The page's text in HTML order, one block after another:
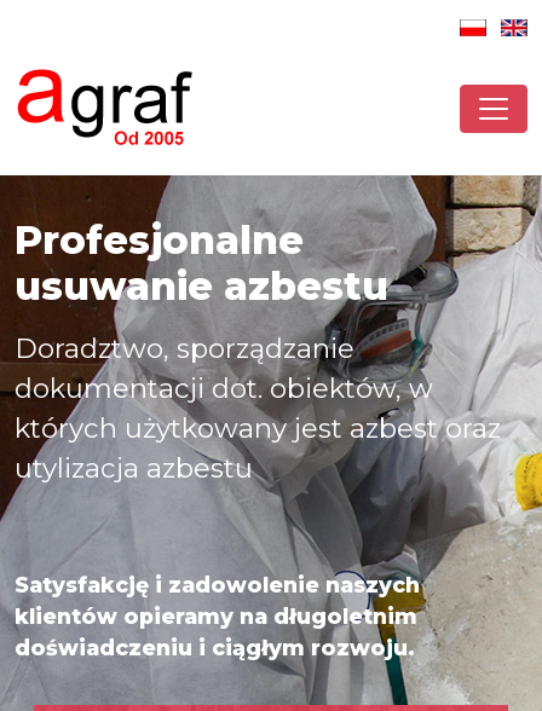
Profesjonalne
usuwanie azbestu
Doradztwo, sporządzanie
dokumentacji dot. obiektów, w
których użytkowany jest azbest oraz
utylizacja azbestu
Satysfakcję i zadowolenie naszych
klientów opieramy na długoletnim
doświadczeniu i ciągłym rozwoju.